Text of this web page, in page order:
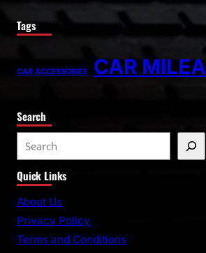
Tags
CAR ACCESSORIES CAR
Search
Quick Links
About Us
Privacy Policy
Terms and Conditions